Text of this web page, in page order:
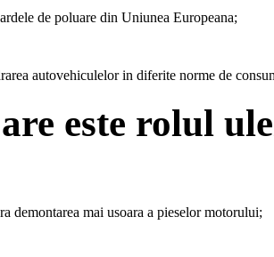
de poluare din Uniunea Europeana;
autovehiculelor in diferite norme de
este rolul
demontarea mai usoara a pieselor motorului;